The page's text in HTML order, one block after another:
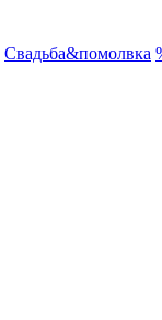
Свадьба&помолвка